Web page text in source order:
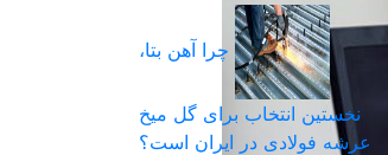
چرا آهن بتا،
نخستین انتخاب برای گل میخ
عرشه فولادی در ایران است؟